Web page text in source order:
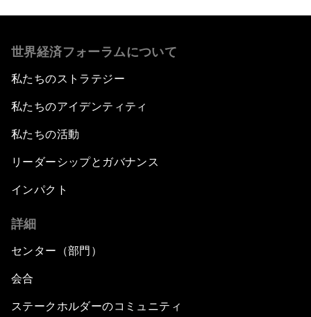
世界経済フォーラムについて
私たちのストラテジー
私たちのアイデンティティ
私たちの活動
リーダーシップとガバナンス
インパクト
詳細
センター（部門）
会合
ステークホルダーのコミュニティ